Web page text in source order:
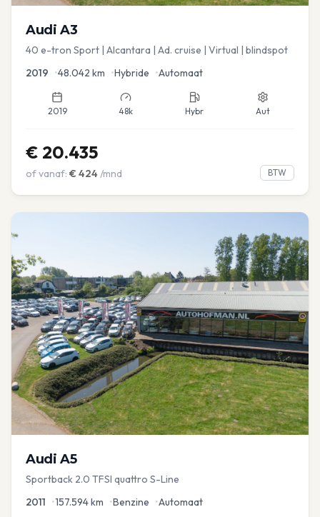
Audi A3
40 e-tron Sport | Alcantara | Ad. cruise | Virtual | blindspot
2019 •48.042 km •Hybride •Automaat
2019 48k Hybr Aut
€ 20.435
of vanaf: € 424 /mnd BTW
Audi A5
Sportback 2.0 TFSI quattro S-Line
2011 •157.594km •Benzine •Automaat